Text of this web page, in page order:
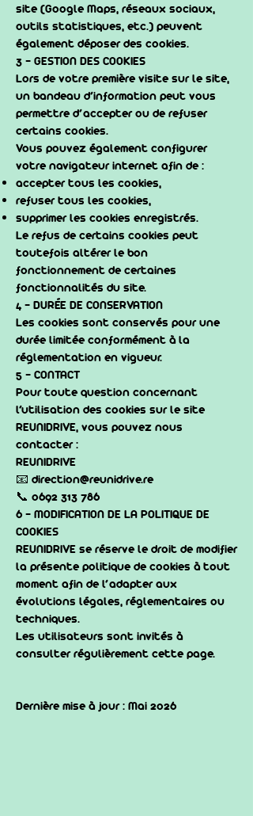
site (Google Maps, réseaux sociaux,
outils statistiques, etc.) peuvent
également déposer des cookies.
3 - GESTION DES COOKIES
Lors de votre première visite sur le site,
un bandeau d’information peut vous
permettre d’accepter ou de refuser
certains cookies.
Vous pouvez également configurer
votre navigateur internet afin de :
accepter tous les cookies,
refuser tous les cookies,
supprimer les cookies enregistrés.
Le refus de certains cookies peut
toutefois altérer le bon
fonctionnement de certaines
fonctionnalités du site.
4 - DURÉE DE CONSERVATION
Les cookies sont conservés pour une
durée limitée conformément à la
réglementation en vigueur.
5 - CONTACT
Pour toute question concernant
l’utilisation des cookies sur le site
REUNIDRIVE, vous pouvez nous
contacter :
REUNIDRIVE
📧 direction@reunidrive.re
📞 0692 313 786
6 - MODIFICATION DE LA POLITIQUE DE
COOKIES
REUNIDRIVE se réserve le droit de modifier
la présente politique de cookies à tout
moment afin de l’adapter aux
évolutions légales, réglementaires ou
techniques.
Les utilisateurs sont invités à
consulter régulièrement cette page.
Dernière mise à jour : Mai 2026